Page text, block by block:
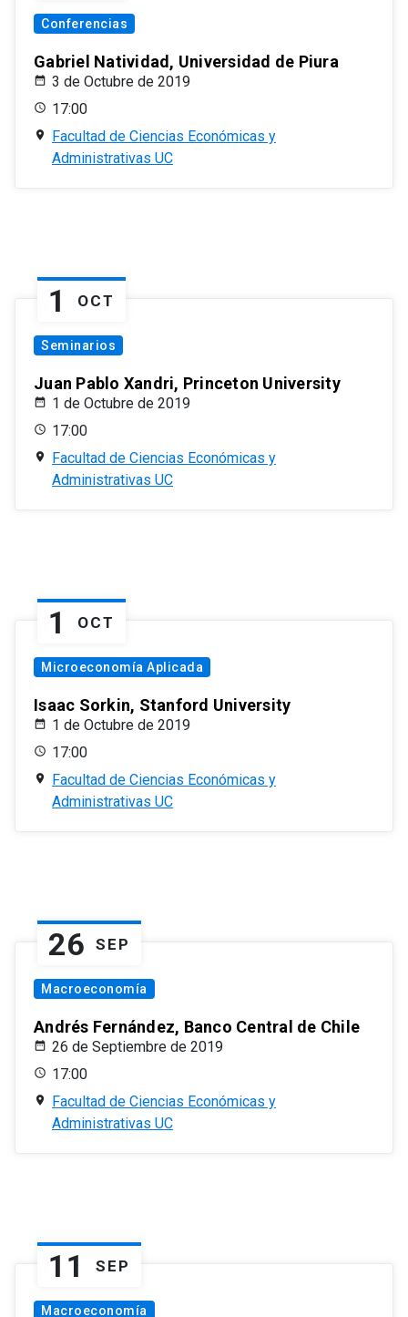
Conferencias
Gabriel Natividad, Universidad de Piura
3 de Octubre de 2019
17:00
Facultad de Ciencias Económicas y
Administrativas UC
1 OCT
Seminarios
Juan Pablo Xandri, Princeton University
1 de Octubre de 2019
17:00
Facultad de Ciencias Económicas y
Administrativas UC
1 OCT
Microeconomía Aplicada
Isaac Sorkin, Stanford University
1 de Octubre de 2019
17:00
Facultad de Ciencias Económicas y
Administrativas UC
26 SEP
Macroeconomía
Andrés Fernández, Banco Central de Chile
26 de Septiembre de 2019
17:00
Facultad de Ciencias Económicas y
Administrativas UC
11 SEP
Macroeconomía